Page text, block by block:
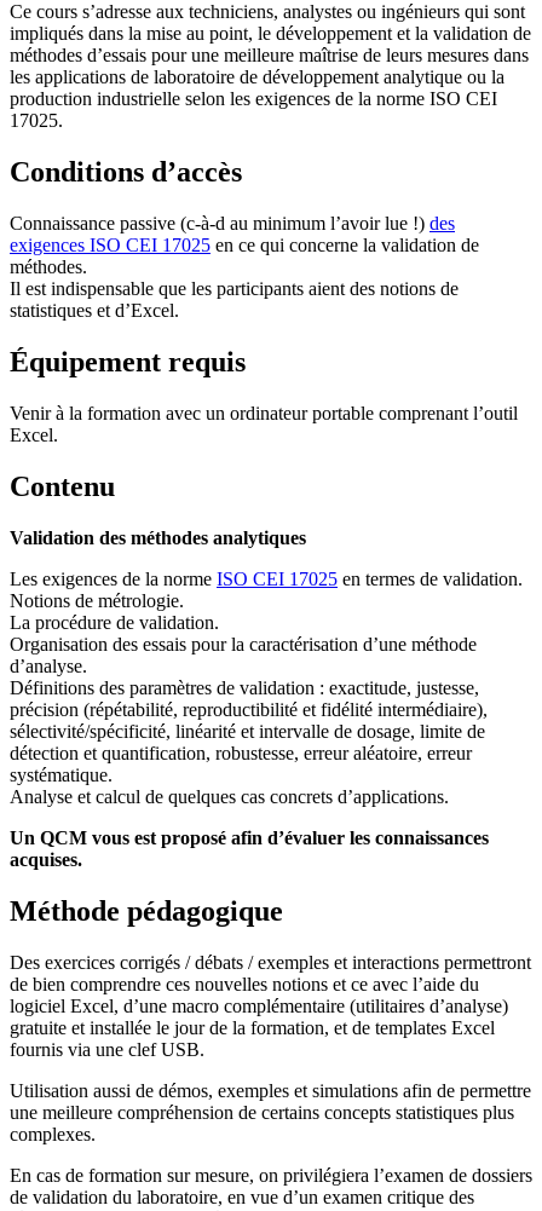
Ce cours s’adresse aux techniciens, analystes ou ingénieurs qui sont
impliqués dans la mise au point, le développement et la validation de
méthodes d’essais pour une meilleure maîtrise de leurs mesures dans
les applications de laboratoire de développement analytique ou la
production industrielle selon les exigences de la norme ISO CEI
17025.
Conditions d’accès
Connaissance passive (c-à-d au minimum l’avoir lue !) des
exigences ISO CEI 17025 en ce qui concerne la validation de
méthodes.
Il est indispensable que les participants aient des notions de
statistiques et d’Excel.
Équipement requis
Venir à la formation avec un ordinateur portable comprenant l’outil
Excel.
Contenu
Validation des méthodes analytiques
Les exigences de la norme ISO CEI 17025 en termes de validation.
Notions de métrologie.
La procédure de validation.
Organisation des essais pour la caractérisation d’une méthode
d’analyse.
Définitions des paramètres de validation : exactitude, justesse,
précision (répétabilité, reproductibilité et fidélité intermédiaire),
sélectivité/spécificité, linéarité et intervalle de dosage, limite de
détection et quantification, robustesse, erreur aléatoire, erreur
systématique.
Analyse et calcul de quelques cas concrets d’applications.
Un QCM vous est proposé afin d’évaluer les connaissances
acquises.
Méthode pédagogique
Des exercices corrigés / débats / exemples et interactions permettront
de bien comprendre ces nouvelles notions et ce avec l’aide du
logiciel Excel, d’une macro complémentaire (utilitaires d’analyse)
gratuite et installée le jour de la formation, et de templates Excel
fournis via une clef USB.
Utilisation aussi de démos, exemples et simulations afin de permettre
une meilleure compréhension de certains concepts statistiques plus
complexes.
En cas de formation sur mesure, on privilégiera l’examen de dossiers
de validation du laboratoire, en vue d’un examen critique des